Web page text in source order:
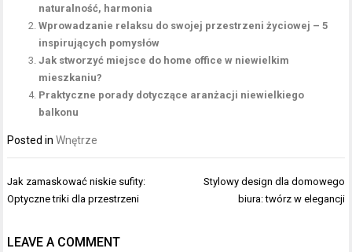
naturalność, harmonia
Wprowadzanie relaksu do swojej przestrzeni życiowej – 5
inspirujących pomysłów
Jak stworzyć miejsce do home office w niewielkim
mieszkaniu?
Praktyczne porady dotyczące aranżacji niewielkiego
balkonu
Posted inWnętrze
Nawigacja
wpisu
Jak zamaskować niskie sufity:
Optyczne triki dla przestrzeni
Stylowy design dla domowego
biura: twórz w elegancji
LEAVE A COMMENT